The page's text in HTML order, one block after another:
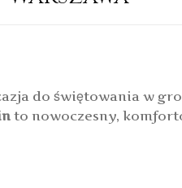
do świętowania w
to nowoczesny,